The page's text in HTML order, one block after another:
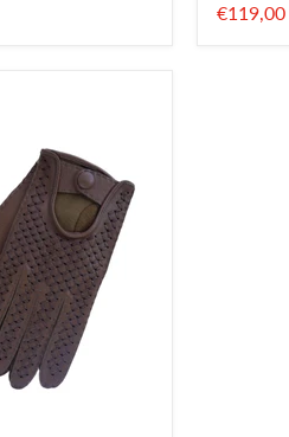
€119,00